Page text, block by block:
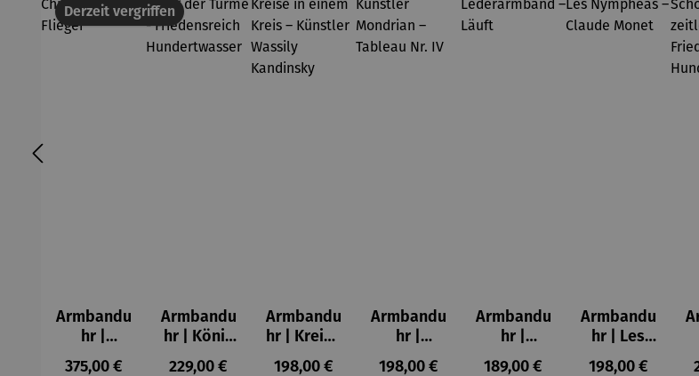
Derzeit vergriffen
Armbandu
hr |
Chronogra
Regulärer Preis:
375,00 €
Armbandu
hr | König
der Türme
Regulärer Preis:
229,00 €
Armbandu
hr | Kreise
in einem
Regulärer Preis:
198,00 €
Armbandu
hr |
Künstler
Regulärer Preis:
198,00 €
Armbandu
hr |
Lederarm
Regulärer Preis:
189,00 €
Armbandu
hr | Les
Nymphéas
Regulärer
198,00 €